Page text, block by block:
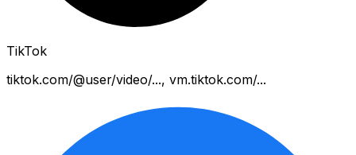
TikTok
tiktok.com/@user/video/..., vm.tiktok.com/...